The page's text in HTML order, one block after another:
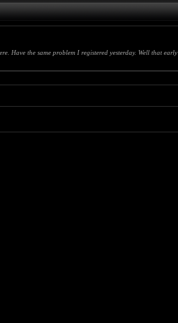
Have the same problem I registered yesterday. Well that early